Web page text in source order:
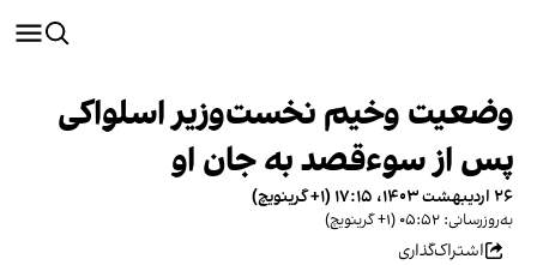
وضعیت وخیم نخست‌وزیر اسلواکی
پس از سوءقصد به جان او
۲۶ اردیبهشت ۱۴۰۳، ۱۷:۱۵ (‎+۱ گرینویچ)
به‌روزرسانی: ۰۵:۵۲ (‎+۱ گرینویچ)
اشتراک‌گذاری